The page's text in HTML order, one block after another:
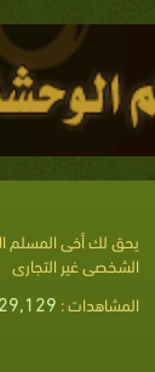
يحق لك أخى المسلم
الشخصى غير التجارى
المشاهدات :